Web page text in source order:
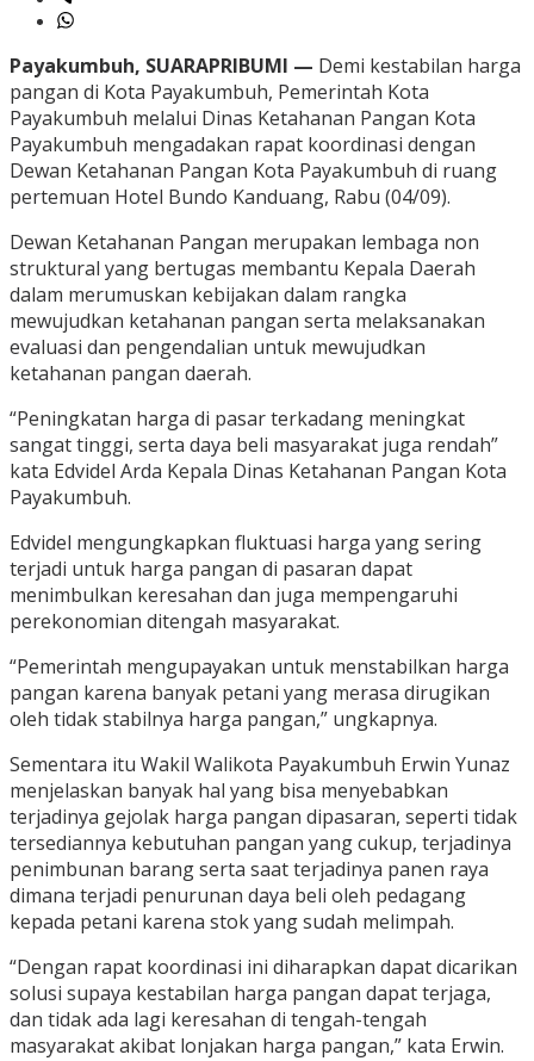
Payakumbuh, SUARAPRIBUMI — Demi kestabilan harga
pangan di Kota Payakumbuh, Pemerintah Kota
Payakumbuh melalui Dinas Ketahanan Pangan Kota
Payakumbuh mengadakan rapat koordinasi dengan
Dewan Ketahanan Pangan Kota Payakumbuh di ruang
pertemuan Hotel Bundo Kanduang, Rabu (04/09).
Dewan Ketahanan Pangan merupakan lembaga non
struktural yang bertugas membantu Kepala Daerah
dalam merumuskan kebijakan dalam rangka
mewujudkan ketahanan pangan serta melaksanakan
evaluasi dan pengendalian untuk mewujudkan
ketahanan pangan daerah.
“Peningkatan harga di pasar terkadang meningkat
sangat tinggi, serta daya beli masyarakat juga rendah”
kata Edvidel Arda Kepala Dinas Ketahanan Pangan Kota
Payakumbuh.
Edvidel mengungkapkan fluktuasi harga yang sering
terjadi untuk harga pangan di pasaran dapat
menimbulkan keresahan dan juga mempengaruhi
perekonomian ditengah masyarakat.
“Pemerintah mengupayakan untuk menstabilkan harga
pangan karena banyak petani yang merasa dirugikan
oleh tidak stabilnya harga pangan,” ungkapnya.
Sementara itu Wakil Walikota Payakumbuh Erwin Yunaz
menjelaskan banyak hal yang bisa menyebabkan
terjadinya gejolak harga pangan dipasaran, seperti tidak
tersediannya kebutuhan pangan yang cukup, terjadinya
penimbunan barang serta saat terjadinya panen raya
dimana terjadi penurunan daya beli oleh pedagang
kepada petani karena stok yang sudah melimpah.
“Dengan rapat koordinasi ini diharapkan dapat dicarikan
solusi supaya kestabilan harga pangan dapat terjaga,
dan tidak ada lagi keresahan di tengah-tengah
masyarakat akibat lonjakan harga pangan,” kata Erwin.